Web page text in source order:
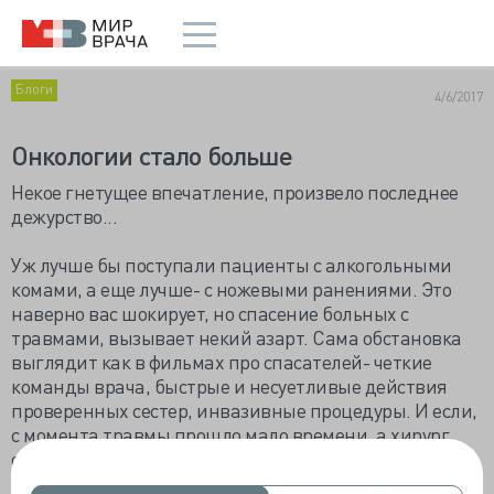
Блоги 4/6/2017
Онкологии стало больше
Некое гнетущее впечатление, произвело последнее
дежурство...
Уж лучше бы поступали пациенты с алкогольными
комами, а еще лучше- с ножевыми ранениями. Это
наверно вас шокирует, но спасение больных с
травмами, вызывает некий азарт. Сама обстановка
выглядит как в фильмах про спасателей- четкие
команды врача, быстрые и несуетливые действия
проверенных сестер, инвазивные процедуры. И если,
с момента травмы прошло мало времени, а хирург
остановил кровотечение, то в большинстве случаев,
ответ на нашу интенсивную терапию виден